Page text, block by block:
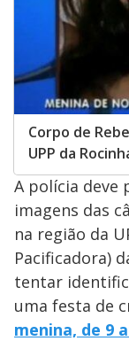
Corpo de
UPP da
A polícia deve
imagens das
na região da
Pacificadora)
tentar
uma festa de
menina, de 9